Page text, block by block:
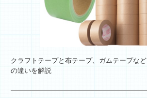
クラフトテープと布テープ、ガムテープなど
の違いを解説